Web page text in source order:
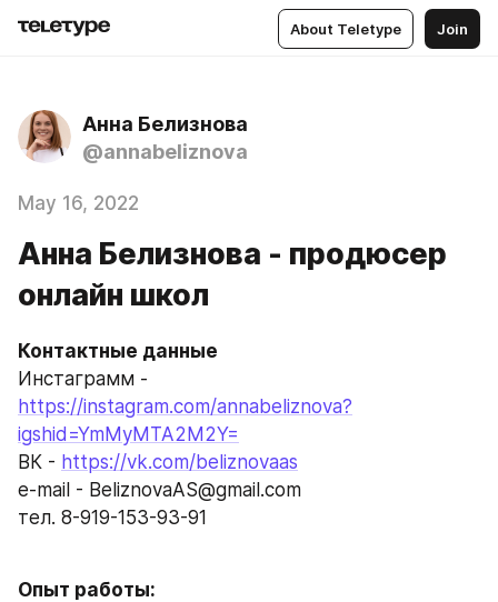
About Teletype Join
Анна Белизнова
@annabeliznova
May 16, 2022
Анна Белизнова - продюсер
онлайн школ
Контактные данные
https://instagram.com/annabeliznova?
igshid=YmMyMTA2M2Y=
ВК - https://vk.com/beliznovaas
е-mail - BeliznovaAS@gmail.com
тел. 8-919-153-93-91
Опыт работы: